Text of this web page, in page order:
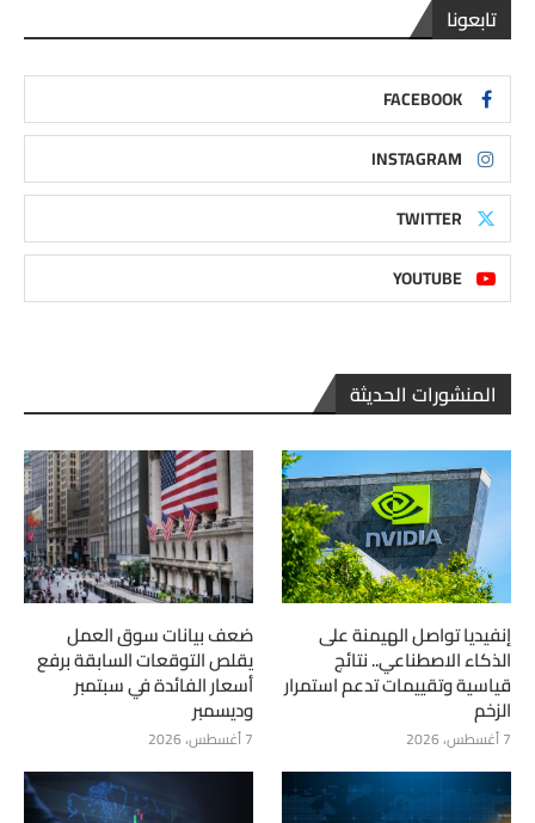
تابعونا
FACEBOOK
INSTAGRAM
TWITTER
YOUTUBE
المنشورات الحديثة
إنفيديا تواصل الهيمنة على
الذكاء الاصطناعي.. نتائج
قياسية وتقييمات تدعم استمرار
الزخم
7 أغسطس، 2026
ضعف بيانات سوق العمل
يقلص التوقعات السابقة برفع
أسعار الفائدة في سبتمبر
وديسمبر
7 أغسطس، 2026